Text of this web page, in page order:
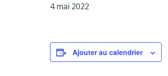
4 mai 2022
Ajouter au calendrier